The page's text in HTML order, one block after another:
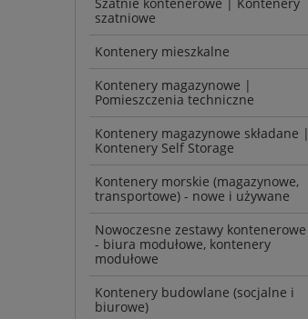
szatniowe
Kontenery mieszkalne
Kontenery magazynowe |
Pomieszczenia techniczne
Kontenery magazynowe składane |
Kontenery Self Storage
Kontenery morskie (magazynowe,
transportowe) - nowe i używane
Nowoczesne zestawy kontenerowe
- biura modułowe, kontenery
modułowe
Kontenery budowlane (socjalne i
biurowe)